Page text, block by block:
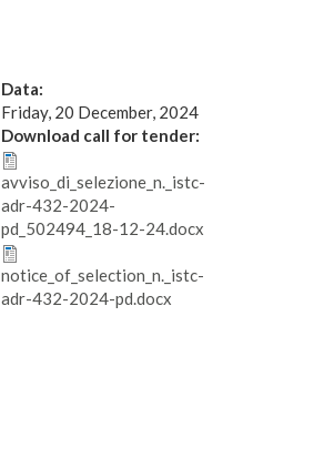
Data:
Friday, 20 December, 2024
Download call for tender:
avviso_di_selezione_n._istc-
adr-432-2024-
pd_502494_18-12-24.docx
notice_of_selection_n._istc-
adr-432-2024-pd.docx